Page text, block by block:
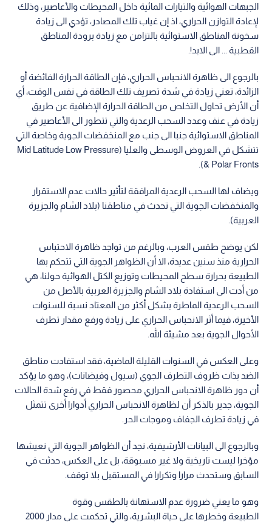
الجبهات الهوائية والتيارات المائية داخل المحيطات والأعاصير، وذلك
لإعادة التوازن الحراري، اذ إن غياب تلك المصادر، تؤدي الى زيادة
سخونة المناطق الاستوائية بالتزامن مع زيادة برودة المناطق
القطبية ... الى الابد!.
بالرجوع الى ظاهرة الانحباس الحراري، فإن الطاقة الحرارة الفائضة أو
الزائدة، تعني زيادة في شدة تصريف تلك الطاقة في نفس الوقت، أي
أن الأرض تحاول التخلص من الطاقة الحرارة الإضافية عن طريق
زيادة في عنف وعدد السحب الرعدية والتي تتطور الى الأعاصير في
المناطق الاستوائية جنبا الى جنب مع المنخفضات الجوية وخاصة التي
تتشكل في العروض الوسطى والعليا (Mid Latitude Low Pressure
& Polar Fronts).
ويضاف لها السحب الرعدية المرافقة لتأثير حالات عدم الاستقرار
والمنخفضات الجوية التي تحدث في مناطقنا (بلاد الشام والجزيرة
العربية).
لكن يوضح طقس العرب، وبالرغم من تواجد ظاهرة الاحتباس
الحرارية منذ سنين عديدة، الا أن الظواهر الجوية التي تتحكم بها
الطبيعة بحرارة سطح المحيطات وتوزيع الكتل الهوائية حولنا، هي
من أدت الى استفادة بلاد الشام والجزيرة العربية بالأصل من
السحب الرعدية الماطرة بشكل أكثر من المعتاد نسبة للسنوات
الأخيرة، فيما أثر الانحباس الحراري على زيادة ورفع مقدار تطرف
الأحوال الجوية بعد مشيئة الله.
وعلى العكس في السنوات القليلة الماضية، فقد استفادت مناطق
الضد بذات ظروف التطرف الجوي (سيول وفيضانات)، وهو ما يؤكد
أن دور ظاهرة الانحباس الحراري محصور فقط في رفع شدة الحالات
الجوية، جدير بالذكر أن لظاهرة الانحباس الحراري أدوارا أخرى تتمثل
في زيادة تطرف الجفاف وموجات الحر.
وبالرجوع الى البيانات الأرشيفية، نجد أن الظواهر الجوية التي نعيشها
مؤخرا ليست تاريخية ولا غير مسبوقة، بل على العكس، حدثت في
السابق وستحدث مرارا وتكرارا في المستقبل بلا توقف.
وهو ما يعني ضرورة عدم الاستهانة بالطقس وقوة
الطبيعة وخطرها على حياة البشرية، والتي تحكمت على مدار 2000